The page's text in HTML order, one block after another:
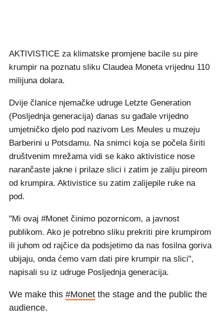
AKTIVISTICE za klimatske promjene bacile su pire
krumpir na poznatu sliku Claudea Moneta vrijednu 110
milijuna dolara.
Dvije članice njemačke udruge Letzte Generation
(Posljednja generacija) danas su gađale vrijedno
umjetničko djelo pod nazivom Les Meules u muzeju
Barberini u Potsdamu. Na snimci koja se počela širiti
društvenim mrežama vidi se kako aktivistice nose
narančaste jakne i prilaze slici i zatim je zaliju pireom
od krumpira. Aktivistice su zatim zalijepile ruke na
pod.
"Mi ovaj #Monet činimo pozornicom, a javnost
publikom. Ako je potrebno sliku prekriti pire krumpirom
ili juhom od rajčice da podsjetimo da nas fosilna goriva
ubijaju, onda ćemo vam dati pire krumpir na slici",
napisali su iz udruge Posljednja generacija.
We make this #Monet the stage and the public the
audience.